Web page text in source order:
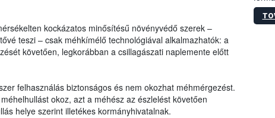
kockázatos minősítésű növényvédő szerek –
teszi – csak méhkímélő technológiával alkalmazhatók: a
követően, legkorábban a csillagászati naplemente előtt
felhasználás biztonságos és nem okozhat méhmérgezést.
okoz, azt a méhész az észlelést követően
helye szerint illetékes kormányhivatalnak.